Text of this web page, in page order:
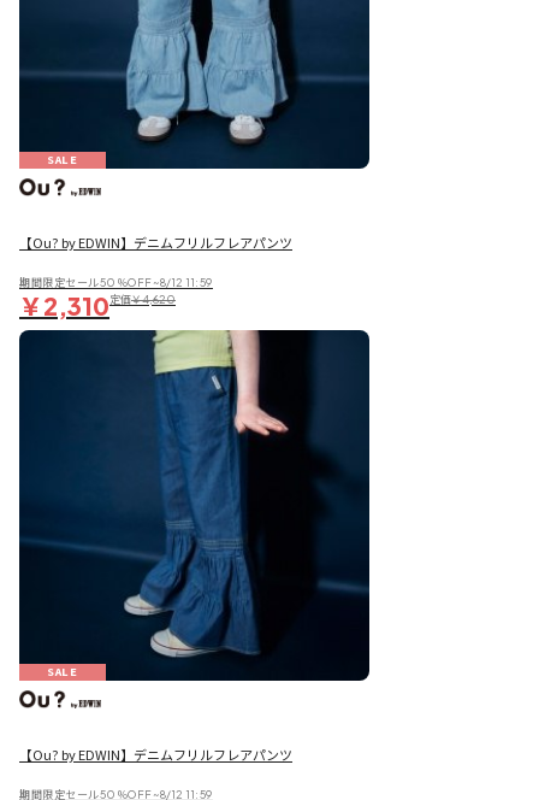
SALE
【Ou? by EDWIN】デニムフリルフレアパンツ
期間限定セール50％OFF~8/12 11:59
￥2,310定価￥4,620
SALE
【Ou? by EDWIN】デニムフリルフレアパンツ
期間限定セール50％OFF~8/12 11:59